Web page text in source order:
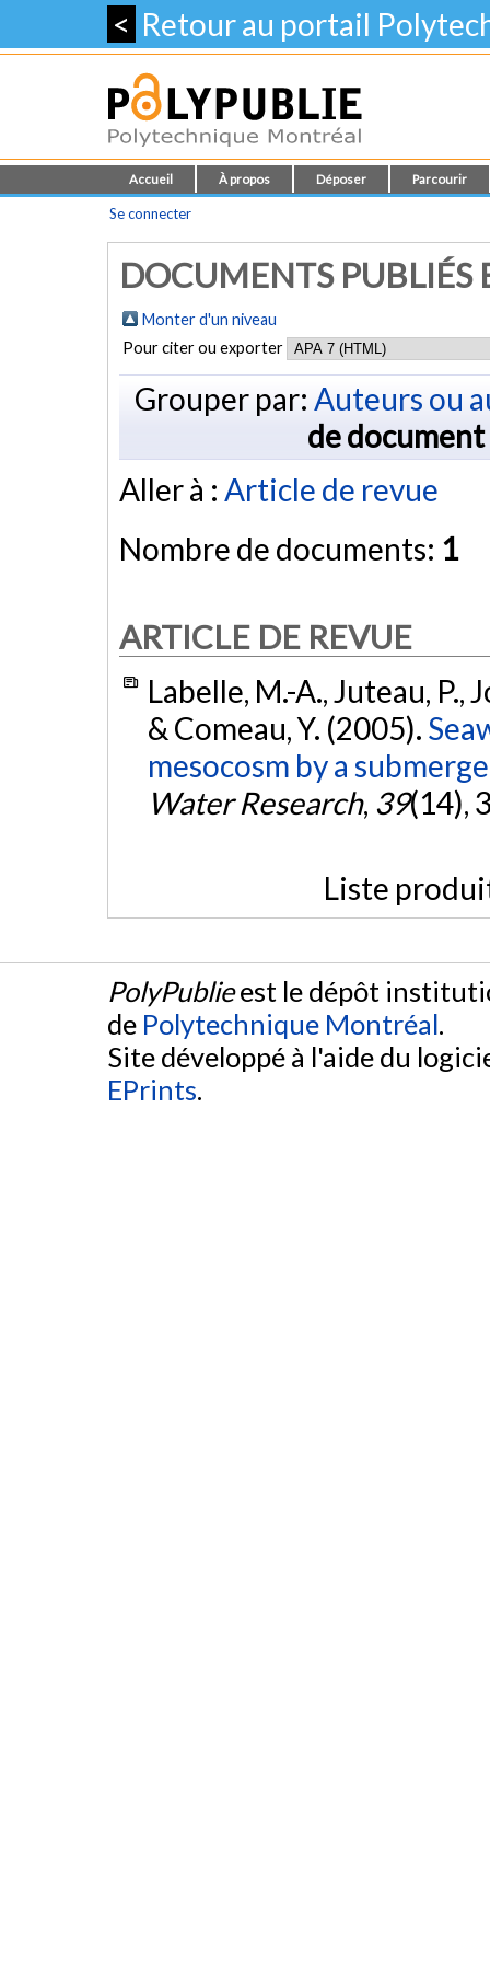
< Retour au portail
Accueil À propos Déposer Parcourir
Se connecter
DOCUMENTS PUBLIÉS
Monter d'un niveau
Pour citer ou exporter
Grouper par: Auteurs ou
de document
Aller à : Article de revue
Nombre de documents: 1
ARTICLE DE REVUE
Labelle, M.-A., Juteau, P.,
& Comeau, Y. (2005).
mesocosm by a
Water Research, 39(14),
Liste
PolyPublieest le dépôt
de Polytechnique Montréal.
Site développé à l'aide du
EPrints.